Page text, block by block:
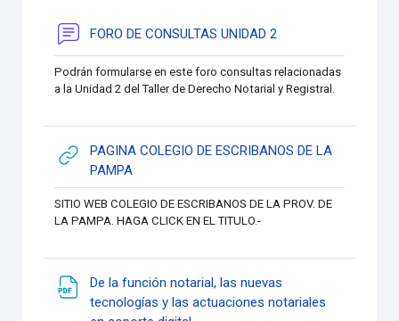
FORO DE CONSULTAS UNIDAD 2
Podrán formularse en este foro consultas relacionadas
a la Unidad 2 del Taller de Derecho Notarial y Registral.
PAGINA COLEGIO DE ESCRIBANOS DE LA
PAMPAURL
SITIO WEB COLEGIO DE ESCRIBANOS DE LA PROV. DE
LA PAMPA. HAGA CLICK EN EL TITULO.-
De la función notarial, las nuevas
tecnologías y las actuaciones notariales